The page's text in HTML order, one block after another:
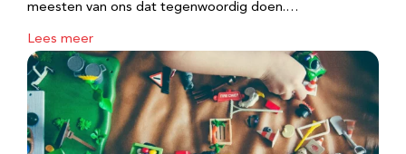
meesten van ons dat tegenwoordig doen.…
Lees meer